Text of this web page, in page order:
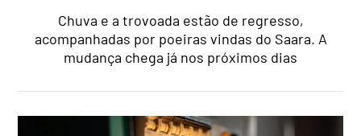
Chuva e a trovoada estão de regresso,
acompanhadas por poeiras vindas do Saara. A
mudança chega já nos próximos dias